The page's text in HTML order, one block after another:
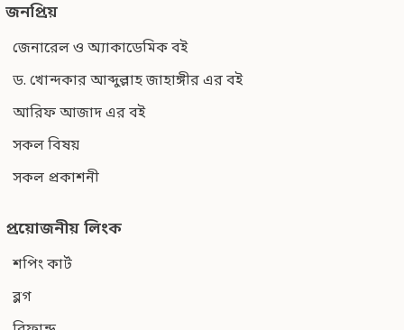
জনপ্রিয়
জেনারেল ও অ্যাকাডেমিক বই
ড. খোন্দকার আব্দুল্লাহ জাহাঙ্গীর এর বই
আরিফ আজাদ এর বই
সকল বিষয়
সকল প্রকাশনী
প্রয়োজনীয় লিংক
শপিং কার্ট
ব্লগ